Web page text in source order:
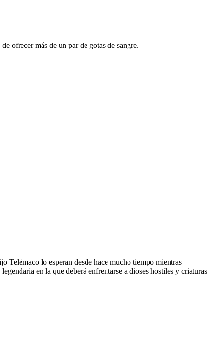
ofrecer más de un par de gotas de sangre.
Telémaco lo esperan desde hace mucho tiempo mientras
en la que deberá enfrentarse a dioses hostiles y criaturas